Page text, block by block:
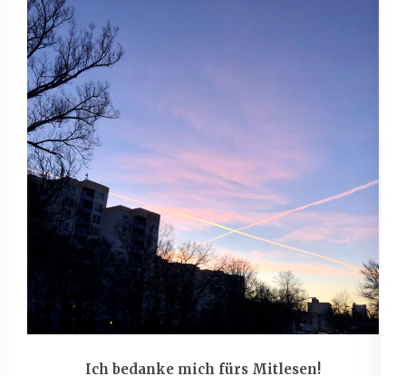
Ich bedanke mich fürs Mitlesen!